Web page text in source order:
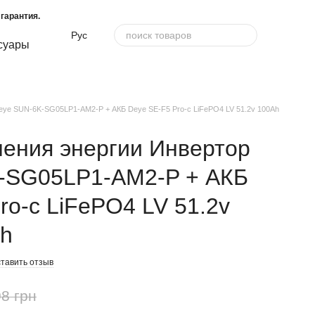
Рус
SUN-6K-SG05LP1-AM2-P + АКБ Deye SE-F5 Pro-c LiFePO4 LV 51.2v 100Ah
энергии Инвертор
SG05LP1-AM2-P + АКБ
c LiFePO4 LV 51.2v
отзыв
грн